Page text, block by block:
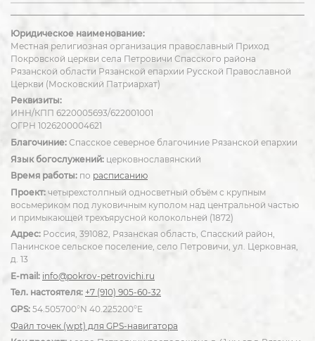
Юридическое наименование:
Местная религиозная организация православный Приход
Покровской церкви села Петровичи Спасского района
Рязанской области Рязанской епархии Русской Православной
Церкви (Московский Патриархат)
Реквизиты:
ИНН/КПП 6220005693/622001001
ОГРН 1026200004621
Благочиние: Спасское северное благочиние Рязанской епархии
Язык богослужений: церковнославянский
Время работы: по расписанию
Проект: четырехстолпный односветный объём с крупным
восьмериком под луковичным куполом над центральной частью
и примыкающей трехъярусной колокольней (1872)
Адрес: Россия, 391082, Рязанская область, Спасский район,
Панинское сельское поселение, село Петровичи, ул. Церковная,
д. 13
E-mail: info@pokrov-petrovichi.ru
Тел. настоятеля: +7 (910) 905-60-32
GPS: 54.505700°N 40.225200°E
Файл точек (wpt) для GPS-навигатора